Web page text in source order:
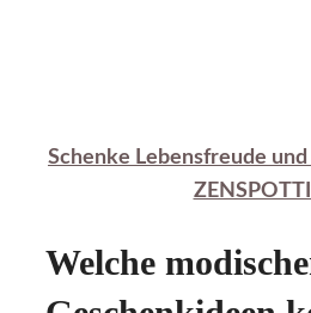
Schenke Lebensfreude
Welche